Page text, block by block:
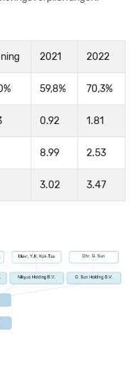
2021 2022
59,8% 70,3%
0.92 1.81
8.99 2.53
3.02 3.47